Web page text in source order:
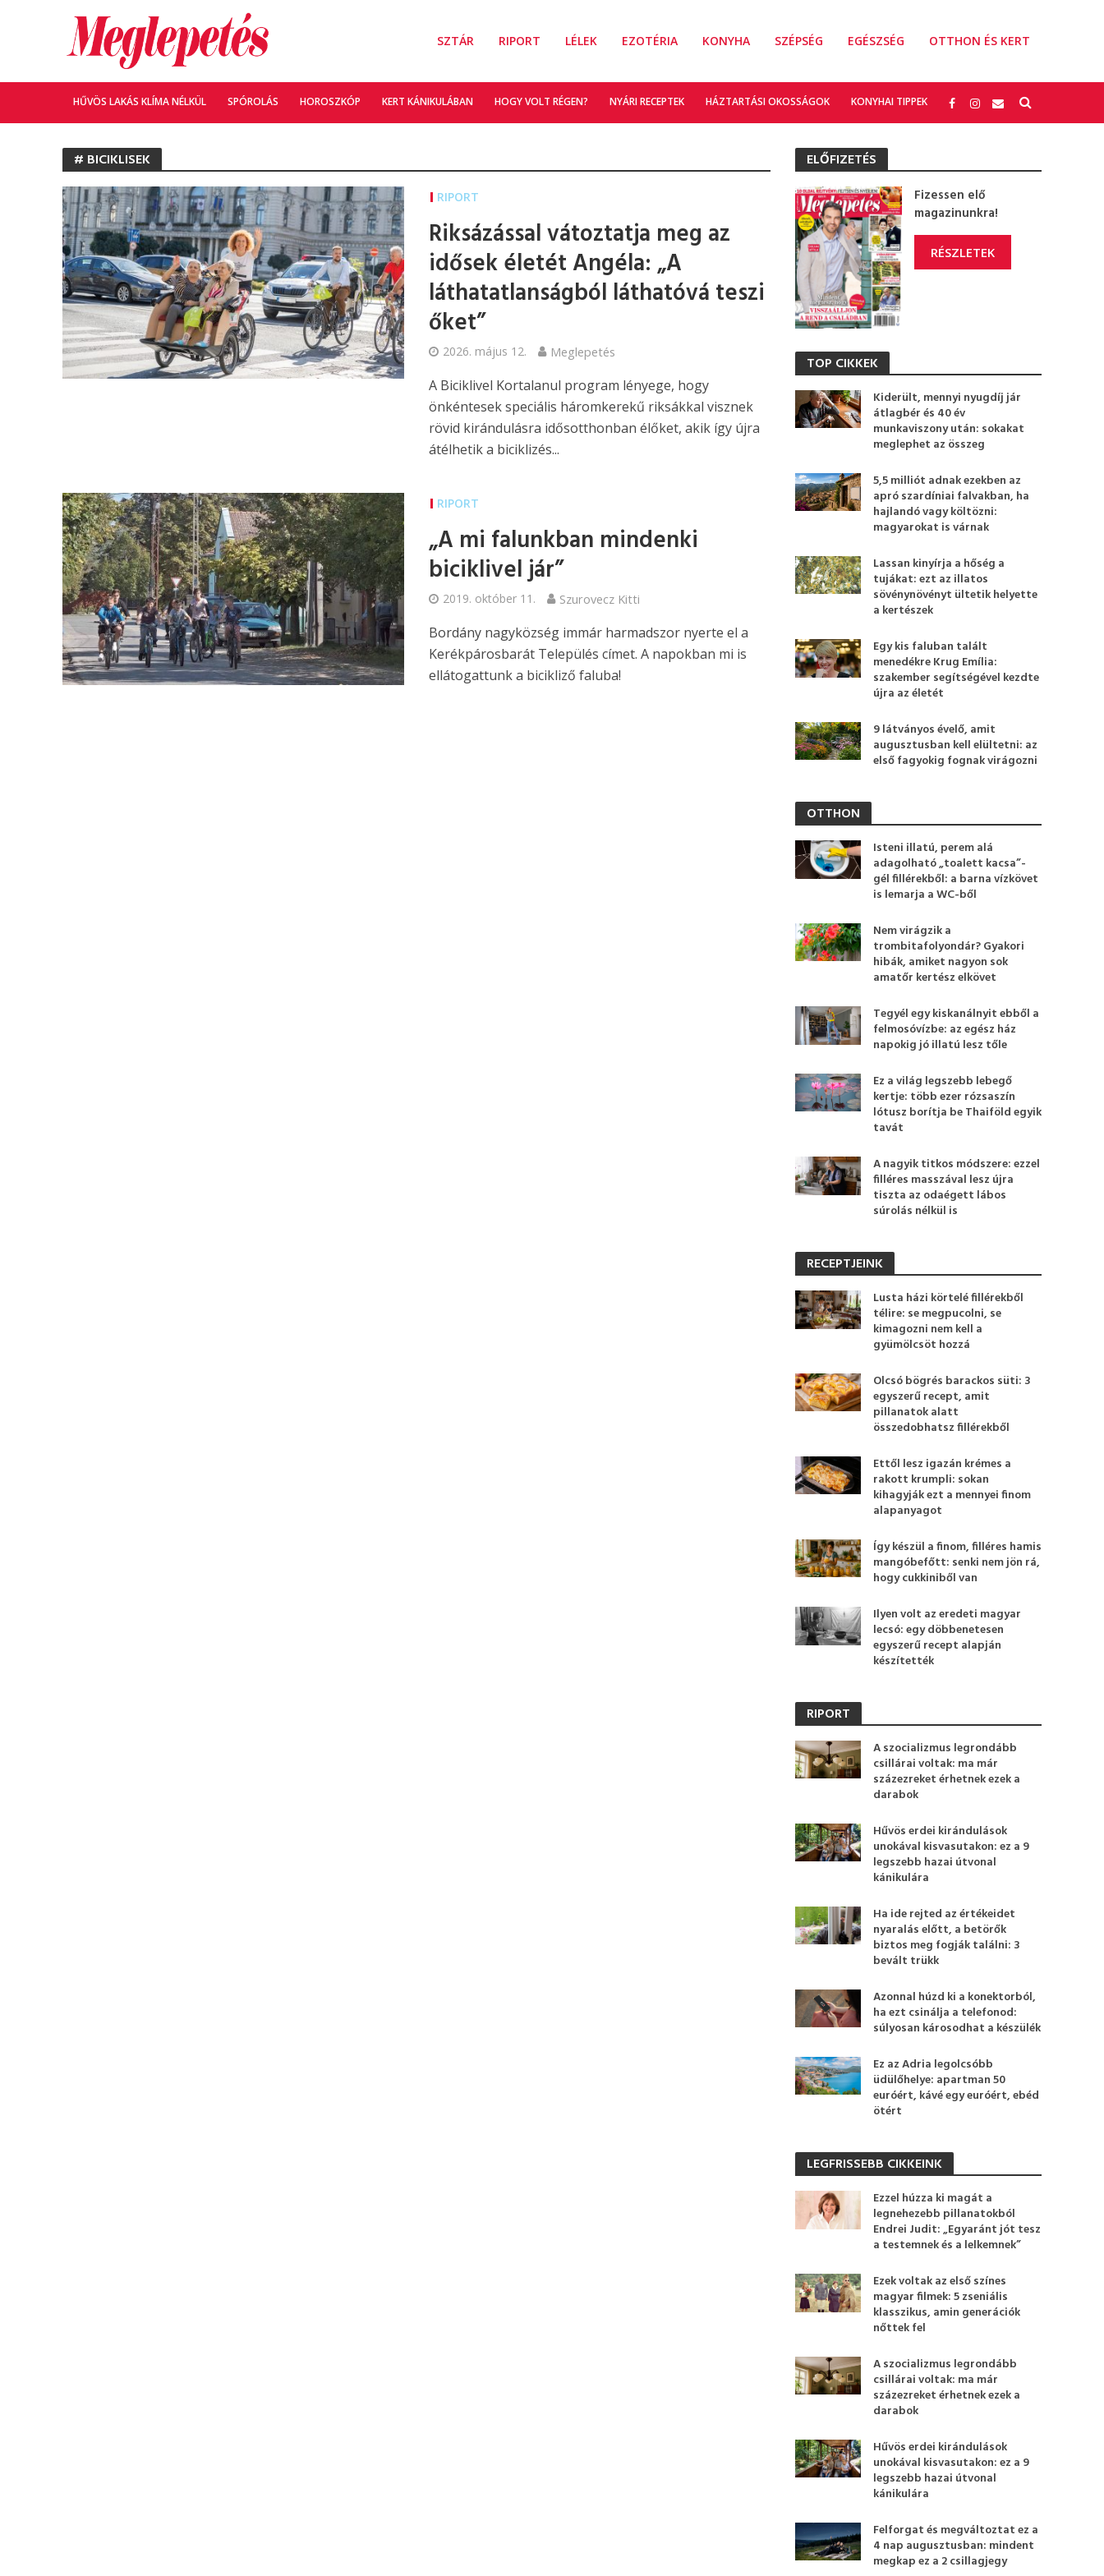
SZTÁR RIPORT LÉLEK EZOTÉRIA KONYHA SZÉPSÉG EGÉSZSÉG OTTHON ÉS KERT
HŰVÖS LAKÁS KLÍMA NÉLKÜL SPÓROLÁS HOROSZKÓP KERT KÁNIKULÁBAN HOGY VOLT RÉGEN? NYÁRI RECEPTEK HÁZTARTÁSI OKOSSÁGOK KONYHAI TIPPEK
# BICIKLISEK
RIPORT
Riksázással vátoztatja meg az
idősek életét Angéla: „A
láthatatlanságból láthatóvá teszi
őket”
2026. május 12. Meglepetés
A Biciklivel Kortalanul program lényege, hogy
önkéntesek speciális háromkerekű riksákkal visznek
rövid kirándulásra idősotthonban élőket, akik így újra
átélhetik a biciklizés...
RIPORT
„A mi falunkban mindenki
biciklivel jár”
2019. október 11. Szurovecz Kitti
Bordány nagyközség immár harmadszor nyerte el a
Kerékpárosbarát Település címet. A napokban mi is
ellátogattunk a bicikliző faluba!
ELŐFIZETÉS
Fizessen elő
magazinunkra!
RÉSZLETEK
TOP CIKKEK
Kiderült, mennyi nyugdíj jár
átlagbér és 40 év
munkaviszony után: sokakat
meglephet az összeg
5,5 milliót adnak ezekben az
apró szardíniai falvakban, ha
hajlandó vagy költözni:
magyarokat is várnak
Lassan kinyírja a hőség a
tujákat: ezt az illatos
sövénynövényt ültetik helyette
a kertészek
Egy kis faluban talált
menedékre Krug Emília:
szakember segítségével kezdte
újra az életét
9 látványos évelő, amit
augusztusban kell elültetni: az
első fagyokig fognak virágozni
OTTHON
Isteni illatú, perem alá
adagolható „toalett kacsa”-
gél fillérekből: a barna vízkövet
is lemarja a WC-ből
Nem virágzik a
trombitafolyondár? Gyakori
hibák, amiket nagyon sok
amatőr kertész elkövet
Tegyél egy kiskanálnyit ebből a
felmosóvízbe: az egész ház
napokig jó illatú lesz tőle
Ez a világ legszebb lebegő
kertje: több ezer rózsaszín
lótusz borítja be Thaiföld egyik
tavát
A nagyik titkos módszere: ezzel
filléres masszával lesz újra
tiszta az odaégett lábos
súrolás nélkül is
RECEPTJEINK
Lusta házi körtelé fillérekből
télire: se megpucolni, se
kimagozni nem kell a
gyümölcsöt hozzá
Olcsó bögrés barackos süti: 3
egyszerű recept, amit
pillanatok alatt
összedobhatsz fillérekből
Ettől lesz igazán krémes a
rakott krumpli: sokan
kihagyják ezt a mennyei finom
alapanyagot
Így készül a finom, filléres hamis
mangóbefőtt: senki nem jön rá,
hogy cukkiniből van
Ilyen volt az eredeti magyar
lecsó: egy döbbenetesen
egyszerű recept alapján
készítették
RIPORT
A szocializmus legrondább
csillárai voltak: ma már
százezreket érhetnek ezek a
darabok
Hűvös erdei kirándulások
unokával kisvasutakon: ez a 9
legszebb hazai útvonal
kánikulára
Ha ide rejted az értékeidet
nyaralás előtt, a betörők
biztos meg fogják találni: 3
bevált trükk
Azonnal húzd ki a konektorból,
ha ezt csinálja a telefonod:
súlyosan károsodhat a készülék
Ez az Adria legolcsóbb
üdülőhelye: apartman 50
euróért, kávé egy euróért, ebéd
ötért
LEGFRISSEBB CIKKEINK
Ezzel húzza ki magát a
legnehezebb pillanatokból
Endrei Judit: „Egyaránt jót tesz
a testemnek és a lelkemnek”
Ezek voltak az első színes
magyar filmek: 5 zseniális
klasszikus, amin generációk
nőttek fel
A szocializmus legrondább
csillárai voltak: ma már
százezreket érhetnek ezek a
darabok
Hűvös erdei kirándulások
unokával kisvasutakon: ez a 9
legszebb hazai útvonal
kánikulára
Felforgat és megváltoztat ez a
4 nap augusztusban: mindent
megkap ez a 2 csillagjegy